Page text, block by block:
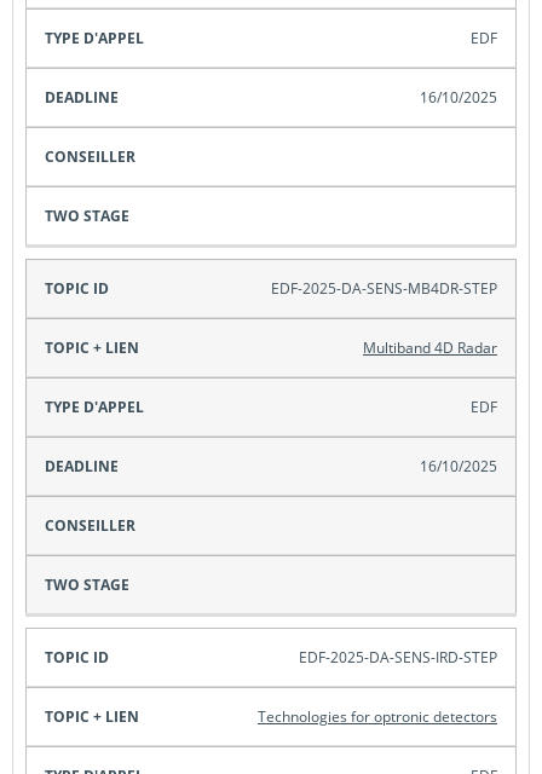
EDF
16/10/2025
EDF-2025-DA-SENS-MB4DR-STEP
Multiband 4D Radar
EDF
16/10/2025
EDF-2025-DA-SENS-IRD-STEP
Technologies for optronic detectors